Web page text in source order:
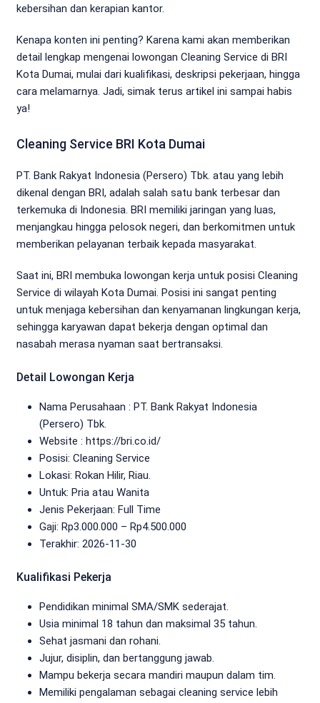
kebersihan dan kerapian kantor.
Kenapa konten ini penting? Karena kami akan memberikan
detail lengkap mengenai lowongan Cleaning Service di BRI
Kota Dumai, mulai dari kualifikasi, deskripsi pekerjaan, hingga
cara melamarnya. Jadi, simak terus artikel ini sampai habis
ya!
Cleaning Service BRI Kota Dumai
PT. Bank Rakyat Indonesia (Persero) Tbk. atau yang lebih
dikenal dengan BRI, adalah salah satu bank terbesar dan
terkemuka di Indonesia. BRI memiliki jaringan yang luas,
menjangkau hingga pelosok negeri, dan berkomitmen untuk
memberikan pelayanan terbaik kepada masyarakat.
Saat ini, BRI membuka lowongan kerja untuk posisi Cleaning
Service di wilayah Kota Dumai. Posisi ini sangat penting
untuk menjaga kebersihan dan kenyamanan lingkungan kerja,
sehingga karyawan dapat bekerja dengan optimal dan
nasabah merasa nyaman saat bertransaksi.
Detail Lowongan Kerja
Nama Perusahaan : PT. Bank Rakyat Indonesia
(Persero) Tbk.
Website : https://bri.co.id/
Posisi: Cleaning Service
Lokasi: Rokan Hilir, Riau.
Untuk: Pria atau Wanita
Jenis Pekerjaan: Full Time
Gaji: Rp3.000.000 – Rp4.500.000
Terakhir: 2026-11-30
Kualifikasi Pekerja
Pendidikan minimal SMA/SMK sederajat.
Usia minimal 18 tahun dan maksimal 35 tahun.
Sehat jasmani dan rohani.
Jujur, disiplin, dan bertanggung jawab.
Mampu bekerja secara mandiri maupun dalam tim.
Memiliki pengalaman sebagai cleaning service lebih